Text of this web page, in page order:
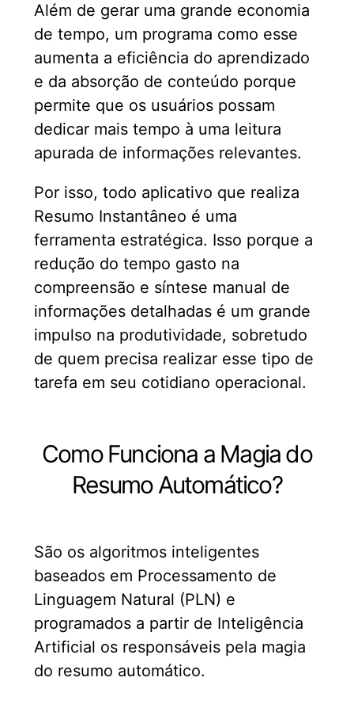
Além de gerar uma grande economia
de tempo, um programa como esse
aumenta a eficiência do aprendizado
e da absorção de conteúdo porque
permite que os usuários possam
dedicar mais tempo à uma leitura
apurada de informações relevantes.
Por isso, todo aplicativo que realiza
Resumo Instantâneo é uma
ferramenta estratégica. Isso porque a
redução do tempo gasto na
compreensão e síntese manual de
informações detalhadas é um grande
impulso na produtividade, sobretudo
de quem precisa realizar esse tipo de
tarefa em seu cotidiano operacional.
Como Funciona a Magia do
Resumo Automático?
São os algoritmos inteligentes
baseados em Processamento de
Linguagem Natural (PLN) e
programados a partir de Inteligência
Artificial os responsáveis pela magia
do resumo automático.